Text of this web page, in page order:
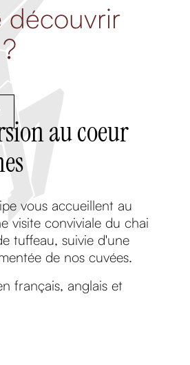
découvrir
au coeur
vous accueillent au
visite conviviale du chai
tuffeau, suivie d'une
de nos cuvées.
français, anglais et